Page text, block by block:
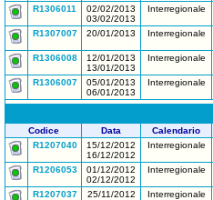
R1306011
02/02/2013
03/02/2013
Interregionale
R1307007
20/01/2013 Interregionale
R1306008
12/01/2013
13/01/2013
Interregionale
R1306007
05/01/2013
06/01/2013
Interregionale
Codice Data Calendario
R1207040
15/12/2012
16/12/2012
Interregionale
R1206053
01/12/2012
02/12/2012
Interregionale
R1207037 25/11/2012 Interregionale